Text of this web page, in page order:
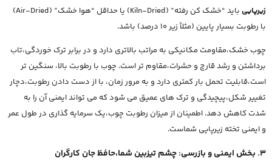
زیرپایی
باید “خشک کن رفته” (Kiln-Dried) یا حداقل “هوا خشک” (Air-Dried)
با رطوبت بسیار پایین (مثلاً زیر 10 درصد) باشد.
چوب خشک،مقاومت مکانیکی به مراتب بالاتری دارد و در برابر ترک خوردگی،تاب
برداشتن و رشد قارچ و حشرات،مقاوم تر است. چوب با رطوبت بالا، سنگین تر
است،قابلیت تحمل بار کمتری دارد و به مرور زمان، با از دست دادن رطوبت،دچار
تغییر شکل،پیچیدگی و ترک های عمیق می شود که می تواند ایمنی آن را به
شدت کاهش دهد. اطمینان از میزان رطوبت چوب،یک سرمایه گذاری در طول عمر
و ایمنی تخته زیرپایی شماست.
3. بخش ایمنی و بازرسی: چشم تیزبین شما،حافظ جان کارگران